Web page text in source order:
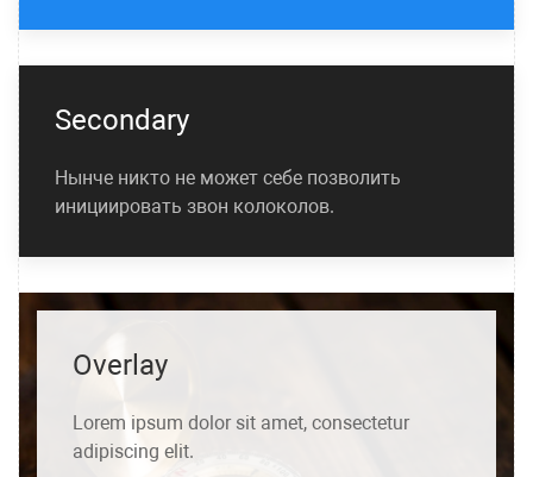
Secondary
Нынче никто не может себе позволить
инициировать звон колоколов.
Overlay
Lorem ipsum dolorsit amet, consectetur
adipiscing elit.